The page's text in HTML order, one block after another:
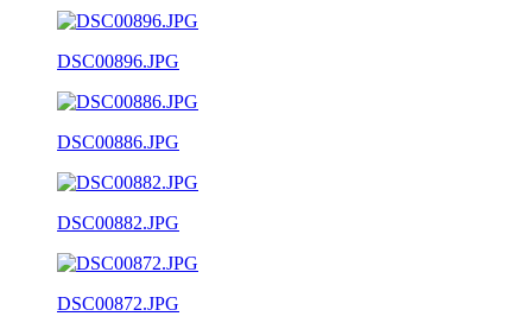
DSC00896.JPG
DSC00886.JPG
DSC00882.JPG
DSC00872.JPG